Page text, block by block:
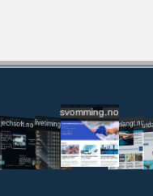
jechsoft.nolivetiming.medley.no
svomming.no
svomlangt.no